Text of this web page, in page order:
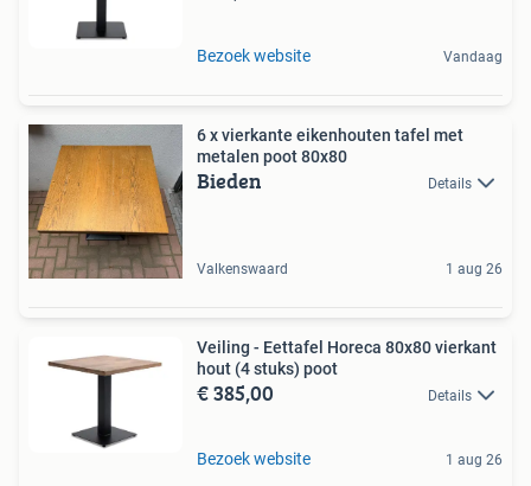
Bezoek website Vandaag
6 x vierkante eikenhouten tafel met
metalen poot 80x80
Bieden Details
Valkenswaard 1 aug 26
Veiling - Eettafel Horeca 80x80 vierkant
hout (4 stuks) poot
€ 385,00 Details
Bezoek website 1 aug 26